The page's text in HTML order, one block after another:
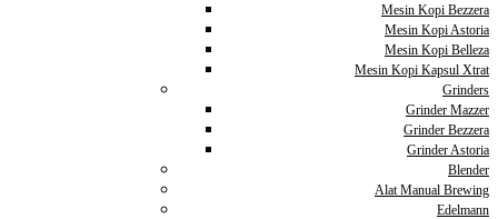
Mesin Kopi Bezzera
Mesin Kopi Astoria
Mesin Kopi Belleza
Mesin Kopi Kapsul Xtrat
Grinders
Grinder Mazzer
Grinder Bezzera
Grinder Astoria
Blender
Alat Manual Brewing
Edelmann